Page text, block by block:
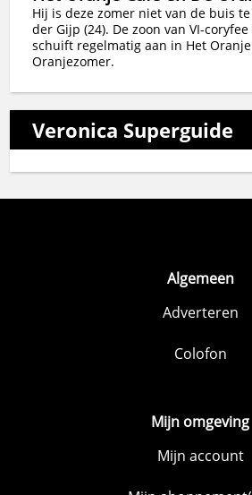
Hij is deze zomer niet van de buis
der Gijp (24). De zoon van VI-
schuift regelmatig aan in Het
Oranjezomer.
Veronica Superguide
Algemeen
Adverteren
Colofon
Mijn omgeving
Mijn account